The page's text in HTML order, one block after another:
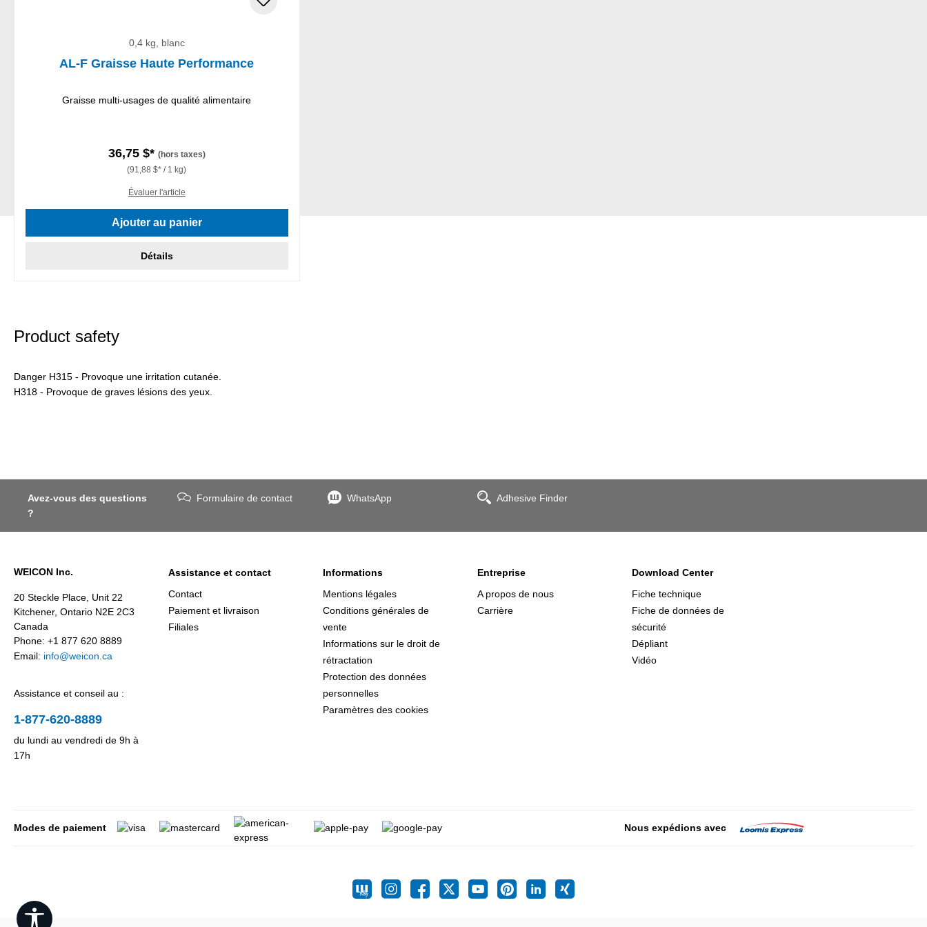
0,4 kg, blanc
AL-F Graisse Haute Performance
Graisse multi-usages de qualité alimentaire
36,75 $* (hors taxes)
(91,88 $* / 1 kg)
Évaluer l'article
Ajouter au panier
Détails
Product safety
Danger H315 - Provoque une irritation cutanée.
H318 - Provoque de graves lésions des yeux.
Avez-vous des questions
?
Formulaire de contact WhatsApp Adhesive Finder
WEICON Inc.
20 Steckle Place, Unit 22
Kitchener, Ontario N2E 2C3
Canada
Phone: +1 877 620 8889
Email: info@weicon.ca
Assistance et conseil au :
1-877-620-8889
du lundi au vendredi de 9h à
17h
Assistance et contact
Contact
Paiement et livraison
Filiales
Informations
Mentions légales
Conditions générales de
vente
Informations sur le droit de
rétractation
Protection des données
personnelles
Paramètres des cookies
Entreprise
A propos de nous
Carrière
Download Center
Fiche technique
Fiche de données de
sécurité
Dépliant
Vidéo
Modes de paiement Nous expédions avec
Show toolbar